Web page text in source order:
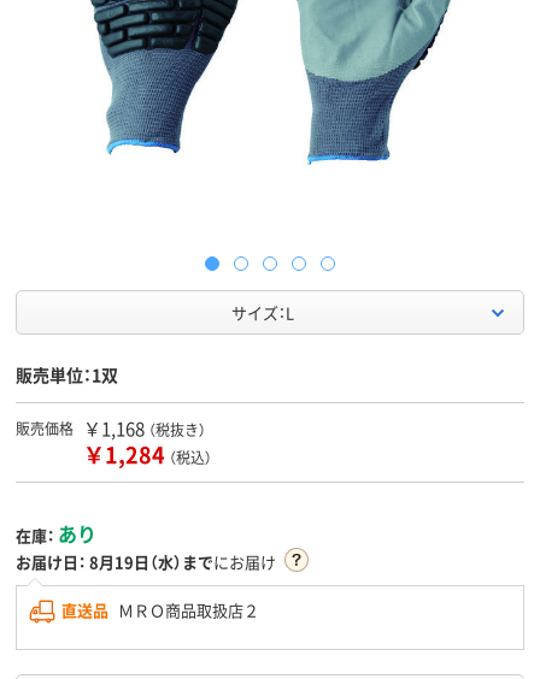
サイズ：L
販売単位：1双
販売価格 ￥1,168 （税抜き）
￥1,284 （税込）
在庫： あり
お届け日： 8月19日（水）までにお届け
直送品 ＭＲＯ商品取扱店２